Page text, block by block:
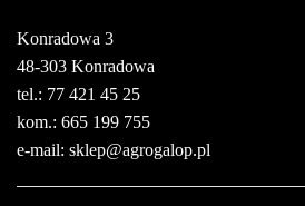
Konradowa 3
48-303 Konradowa
tel.: 77 421 45 25
kom.: 665 199 755
e-mail: sklep@agrogalop.pl